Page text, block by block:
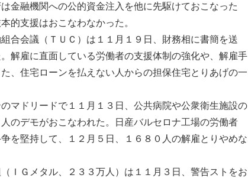
金融機関への公的資金注入を他に先駆けておこなった
的支援はおこなわなかった。
合会議（ＴＵＣ）は１１月１９日、財務相に書簡を送
解雇に直面している労働者の支援体制の強化や、解雇手
、住宅ローンを払えない人からの担保住宅とりあげの一
マドリードで１１月１３日、公共病院や公衆衛生施設の
のデモがおこなわれた。日産バルセロナ工場の労働者
を堅持して、１２月５日、１６８０人の解雇とりやめな
ＩＧメタル、２３３万人）は１１月３日、警告ストをお